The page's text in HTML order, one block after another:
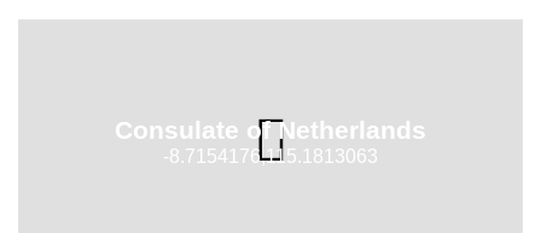
Consulate of Netherlands
-8.7154176,115.1813063